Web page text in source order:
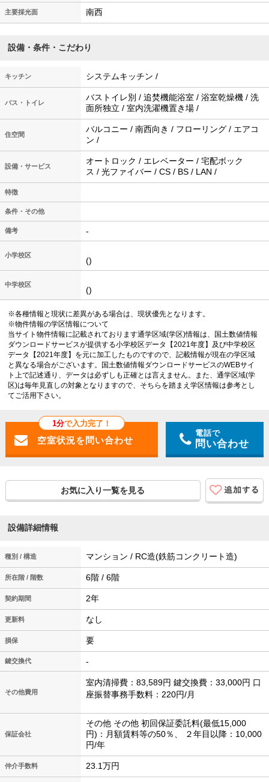
主要採光面 南西
設備・条件・こだわり
キッチン システムキッチン /
バス・トイレ
バストイレ別 / 追焚機能浴室 / 浴室乾燥機 / 洗
面所独立 / 室内洗濯機置き場 /
住空間
バルコニー / 南西向き / フローリング / エアコ
ン /
設備・サービス
オートロック / エレベーター / 宅配ボック
ス / 光ファイバー / CS / BS / LAN /
特徴
条件・その他
備考 -
小学校区
()
中学校区
()
※各種情報と現状に差異がある場合は、現状優先となります。
※物件情報の学区情報について
当サイト物件情報に記載されております通学区域(学区)情報は、国土数値情報
ダウンロードサービスが提供する小学校区データ【2021年度】及び中学校区
データ【2021年度】を元に加工したものですので、記載情報が現在の学区域
と異なる場合がございます。国土数値情報ダウンロードサービスのWEBサイ
ト上で記述通り、データは必ずしも正確とは言えません。また、通学区域(学
区)は毎年見直しの対象となりますので、そちらを踏まえ学区情報は参考とし
てご活用下さい。
1分で入力完了！
電話で
問い合わせ
お気に入り一覧を見る
設備詳細情報
種別 / 構造 マンション / RC造(鉄筋コンクリート造)
所在階 / 階数 6階 / 6階
契約期間 2年
更新料 なし
損保 要
鍵交換代 -
その他費用
室内清掃費：83,589円 鍵交換費：33,000円 口
座振替事務手数料：220円/月
保証会社
その他 その他 初回保証委託料(最低15,000
円)：月額賃料等の50％、 ２年目以降：10,000
円/年
仲介手数料 23.1万円